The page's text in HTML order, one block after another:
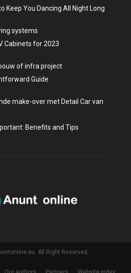
Keep You Dancing All Night Long
systems
Cabinets for 2023
of infra project
Guide
make-over met Detail Car van
Benefits and Tips
All Right Reserved.